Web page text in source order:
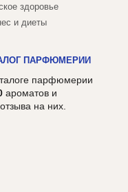
здоровье
и диеты
ПАРФЮМЕРИИ
парфюмерии
ароматов и
отзыва на них.